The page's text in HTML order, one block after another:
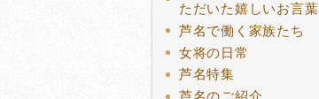
ただいた嬉しいお言葉
芦名で働く家族たち
女将の日常
芦名特集